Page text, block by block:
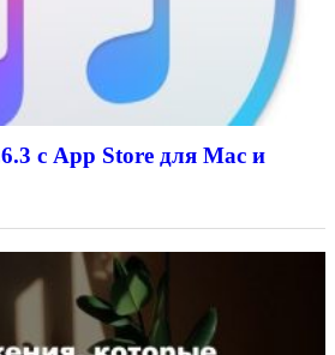
с App Store для Mac и